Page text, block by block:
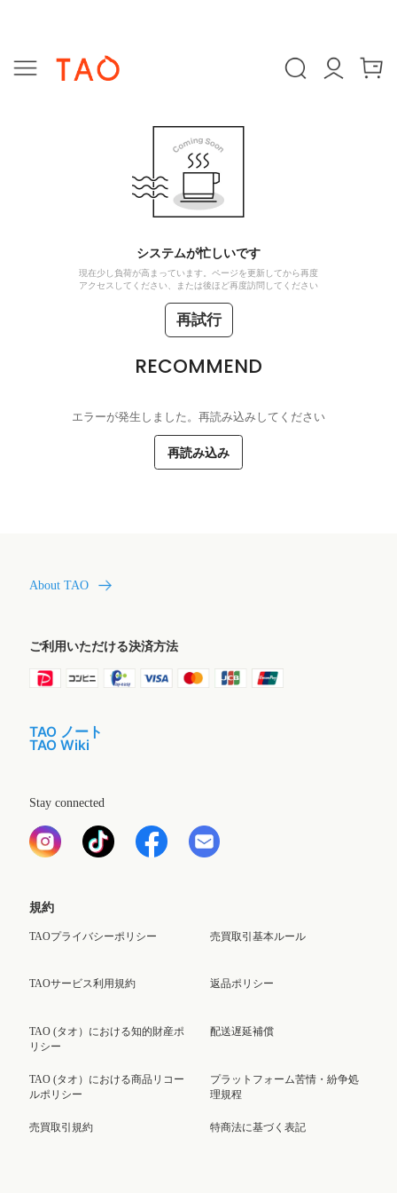
システムが忙しいです
現在少し負荷が高まっています。ページを更新してから再度
アクセスしてください、または後ほど再度訪問してください
再試行
RECOMMEND
エラーが発生しました。再読み込みしてください
再読み込み
About TAO
ご利用いただける決済方法
TAO ノート
TAO Wiki
Stay connected
規約
TAOプライバシーポリシー
TAOサービス利用規約
TAO (タオ）における知的財産ポ
リシー
TAO (タオ）における商品リコー
ルポリシー
売買取引規約
売買取引基本ルール
返品ポリシー
配送遅延補償
プラットフォーム苦情・紛争処
理規程
特商法に基づく表記